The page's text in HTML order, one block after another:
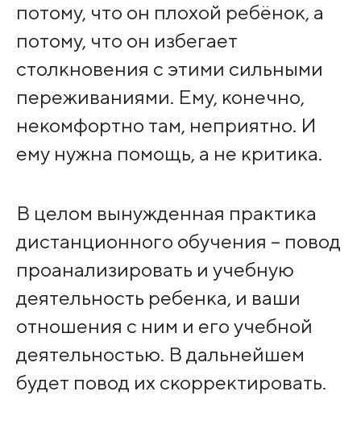
потому, что он плохой ребёнок, а
потому, что он избегает
столкновения с этими сильными
переживаниями. Ему, конечно,
некомфортно там, неприятно. И
ему нужна помощь, а не критика.
В целом вынужденная практика
дистанционного обучения – повод
проанализировать и учебную
деятельность ребенка, и ваши
отношения с ним и его учебной
деятельностью. В дальнейшем
будет повод их скорректировать.